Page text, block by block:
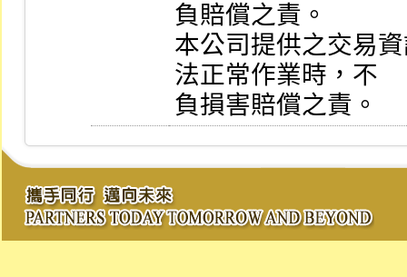
負賠償之責。
本公司提供之交易
法正常作業時，不
負損害賠償之責。